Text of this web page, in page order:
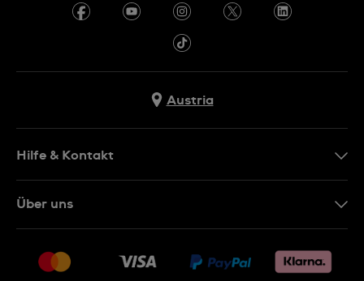
Austria
Hilfe & Kontakt
Rückgaberecht
Über uns
Jobs